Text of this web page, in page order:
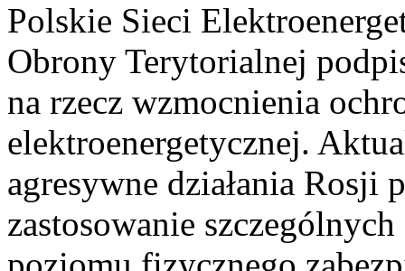
Polskie Sieci
Obrony Terytorialnej
na rzecz wzmocnienia
elektroenergetycznej.
agresywne działania Rosji
zastosowanie